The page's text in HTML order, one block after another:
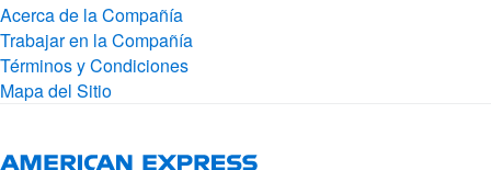
Acerca de la Compañía
Trabajar en la Compañía
Términos y Condiciones
Mapa del Sitio